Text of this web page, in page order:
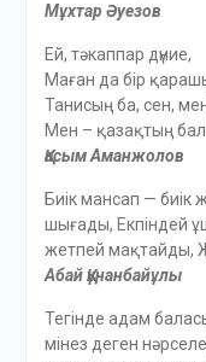
Мұхтар Әуезов
Ей, тәкаппар дүние,
Маған да бір
Танисың ба, сен,
Мен – қазақтың
Қасым Аманжолов
Биік мансап — биік
шығады, Екпіндей
жетпей мақтайды,
Абай Құнанбайұлы
Тегінде адам
мінез деген